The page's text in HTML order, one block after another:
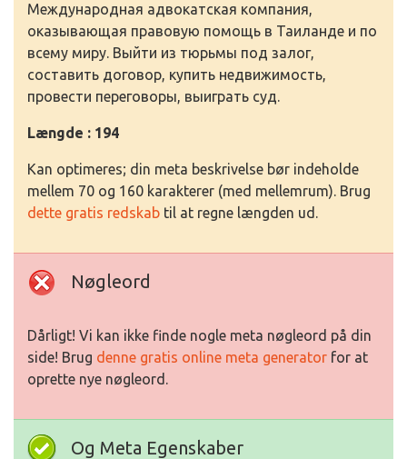
Международная адвокатская компания,
оказывающая правовую помощь в Таиланде и по
всему миру. Выйти из тюрьмы под залог,
составить договор, купить недвижимость,
провести переговоры, выиграть суд.
Længde : 194
Kan optimeres; din meta beskrivelse bør indeholde
mellem 70 og 160 karakterer (med mellemrum). Brug
dette gratis redskab til at regne længden ud.
Nøgleord
Dårligt! Vi kan ikke finde nogle meta nøgleord på din
side! Brug denne gratis online meta generator for at
oprette nye nøgleord.
Og Meta Egenskaber